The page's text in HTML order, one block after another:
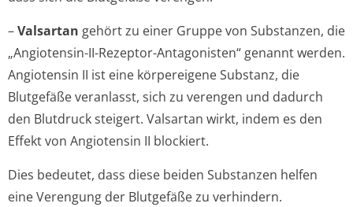
–Valsartan gehört zu einer Gruppe von Substanzen, die
„Angiotensin-II-Rezeptor-Antagonisten“ genannt werden.
Angiotensin II ist eine körpereigene Substanz, die
Blutgefäße veranlasst, sich zu verengen und dadurch
den Blutdruck steigert. Valsartan wirkt, indem es den
Effekt von Angiotensin II blockiert.
Dies bedeutet, dass diese beiden Substanzen helfen
eine Verengung der Blutgefäße zu verhindern.